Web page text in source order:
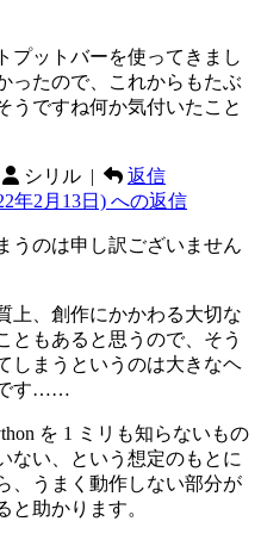
プットバーを使ってきまし
ったので、これからもたぶ
うですね何か気付いたこと
シリル |
返信
年2月13日) への返信
うのは申し訳ございません
上、創作にかかわる大切な
ともあると思うので、そう
しまうというのは大きなヘ
です……
を 1 ミリも知らないもの
ない、という想定のもとに
、うまく動作しない部分が
と助かります。